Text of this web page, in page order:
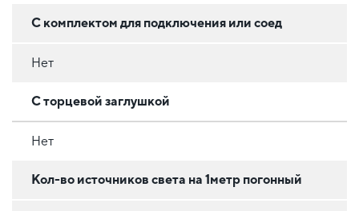
С комплектом для подключения или соед
Нет
С торцевой заглушкой
Нет
Кол-во источников света на 1метр погонный